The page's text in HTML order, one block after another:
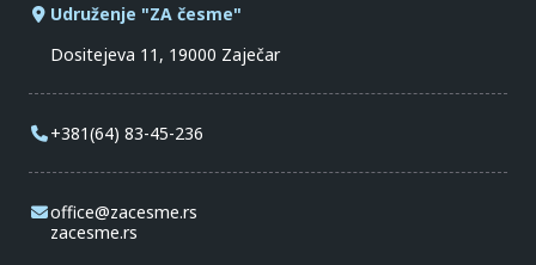
Udruženje "ZA česme"
Dositejeva 11, 19000 Zaječar
+381(64) 83-45-236
office@zacesme.rs
zacesme.rs